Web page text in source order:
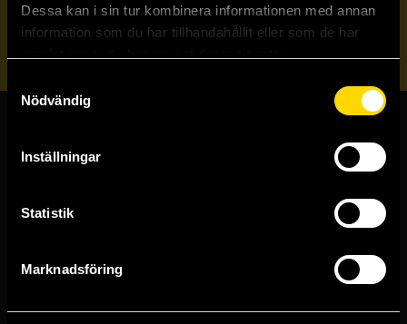
Dessa kan i sin tur kombinera informationen med annan
information som du har tillhandahållit eller som de har
Nödvändig
Inställningar
Statistik
Marknadsföring
Skicka
Butiker & kundtjänst
Västerlånggatan 48
Göteborgsbutiken
Kungsgatan 19